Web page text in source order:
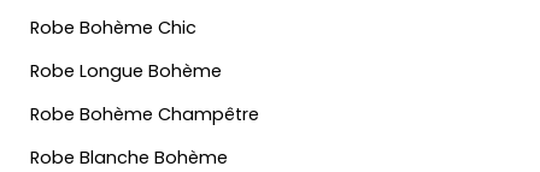
Robe Bohème Chic
Robe Longue Bohème
Robe Bohème Champêtre
Robe Blanche Bohème